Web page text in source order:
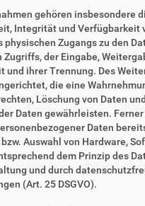
gehören insbesondere
Integrität und Verfügbarkeit
physischen Zugangs zu den
Zugriffs, der Eingabe,
und ihrer Trennung. Des
die eine
Löschung von Daten
Daten gewährleisten.
Daten
Auswahl von Hardware,
dem Prinzip des
und durch
(Art. 25 DSGVO).